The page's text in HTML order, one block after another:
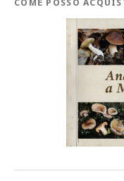
COME POSSO